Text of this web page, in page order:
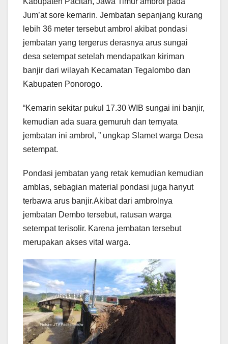
Jum’at sore kemarin. Jembatan sepanjang kurang
lebih 36 meter tersebut ambrol akibat pondasi
jembatan yang tergerus derasnya arus sungai
desa setempat setelah mendapatkan kiriman
banjir dari wilayah Kecamatan Tegalombo dan
Kabupaten Ponorogo.
“Kemarin sekitar pukul 17.30 WIB sungai ini banjir,
kemudian ada suara gemuruh dan ternyata
jembatan ini ambrol, ” ungkap Slamet warga Desa
setempat.
Pondasi jembatan yang retak kemudian kemudian
amblas, sebagian material pondasi juga hanyut
terbawa arus banjir.Akibat dari ambrolnya
jembatan Dembo tersebut, ratusan warga
setempat terisolir. Karena jembatan tersebut
merupakan akses vital warga.